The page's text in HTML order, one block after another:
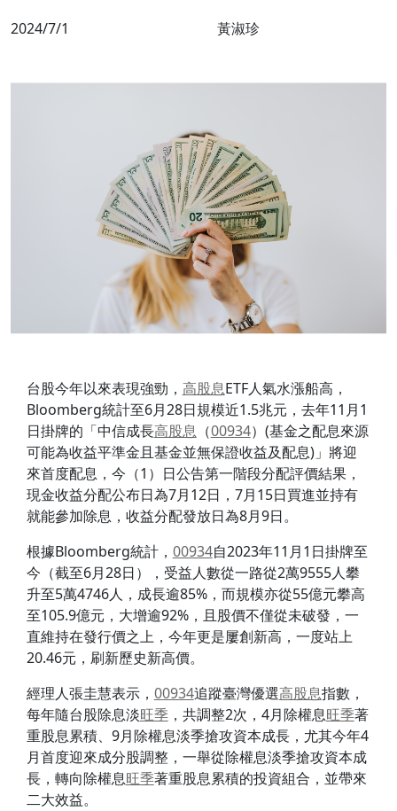
2024/7/1 黃淑珍
台股今年以來表現強勁， 高股息ETF人氣水漲船高，
Bloomberg統計至6月28日規模近1.5兆元，去年11月1
日掛牌的「中信成長高股息（00934）(基金之配息來源
可能為收益平準金且基金並無保證收益及配息)」將迎
來首度配息，今（1）日公告第一階段分配評價結果，
現金收益分配公布日為7月12日，7月15日買進並持有
就能參加除息，收益分配發放日為8月9日。
根據Bloomberg統計， 00934自2023年11月1日掛牌至
今（截至6月28日），受益人數從一路從2萬9555人攀
升至5萬4746人，成長逾85%，而規模亦從55億元攀高
至105.9億元，大增逾92%，且股價不僅從未破發，一
直維持在發行價之上，今年更是屢創新高，一度站上
20.46元，刷新歷史新高價。
經理人張圭慧表示， 00934追蹤臺灣優選高股息指數，
每年隨台股除息淡旺季，共調整2次，4月除權息旺季著
重股息累積、9月除權息淡季搶攻資本成長，尤其今年4
月首度迎來成分股調整，一舉從除權息淡季搶攻資本成
長，轉向除權息旺季著重股息累積的投資組合，並帶來
二大效益。